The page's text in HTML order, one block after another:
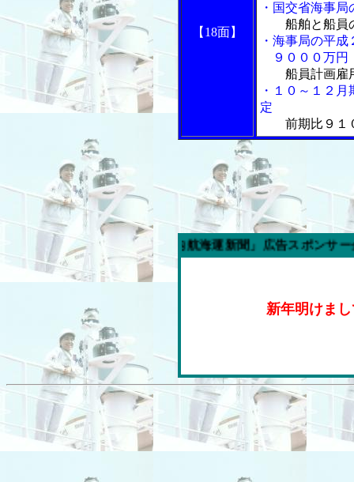
【18面】
・国交省海事
船舶と船員
・海事局の平
９０００万円
船員計画雇
・１０～１２
定
前期比９１
今週の「内航海運新聞」広告スポンサー企業
新年明けま